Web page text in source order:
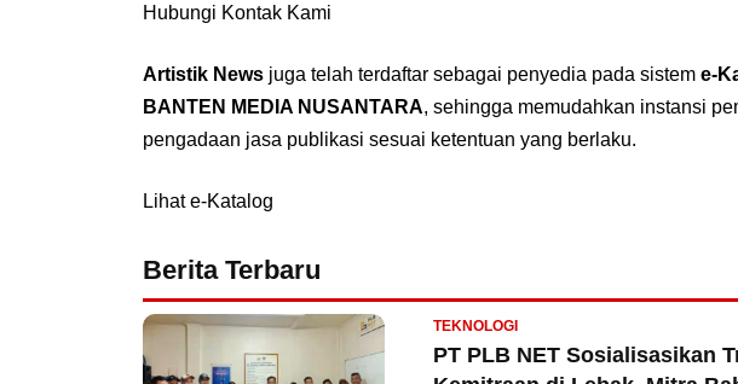
Hubungi Kontak Kami
Artistik Newsjuga telah terdaftar sebagai penyedia pada sistem e-
BANTEN MEDIA NUSANTARA, sehingga memudahkan instansi
pengadaan jasa publikasi sesuai ketentuan yang berlaku.
Lihat e-Katalog
Berita Terbaru
TEKNOLOGI
PT PLB NET Sosialisasikan